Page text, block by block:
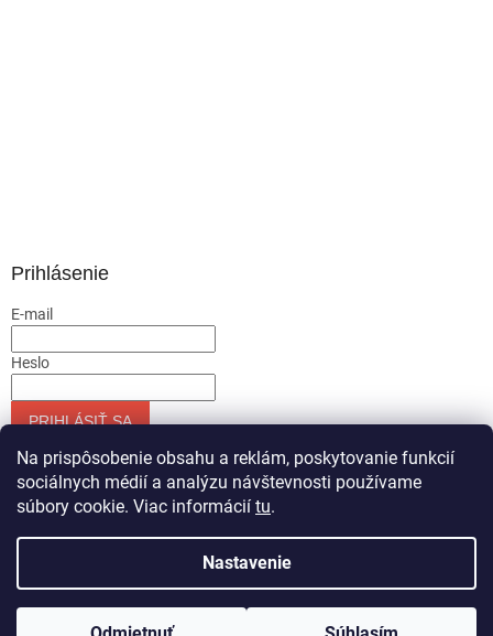
Na prispôsobenie obsahu a reklám, poskytovanie funkcií
sociálnych médií a analýzu návštevnosti používame
súbory cookie. Viac informácií tu.
Nastavenie
Prihlásenie
E-mail
Heslo
PRIHLÁSIŤ SA
Nová registráciaZabudnuté heslo
Servis-runar sro